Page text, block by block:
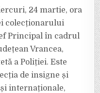
MUZEUL
VRANCEI
POLIȚIEI
ROMÂNE
24 martie, ora
colecționarului
Principal în cadrul
Vrancea,
a Poliției. Este
de insigne și
internaționale,